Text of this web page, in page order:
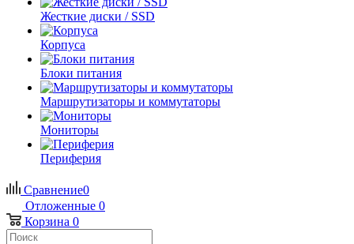
Жесткие диски / SSD
Корпуса
Блоки питания
Маршрутизаторы и коммутаторы
Мониторы
Периферия
Сравнение0
Отложенные 0
Корзина 0